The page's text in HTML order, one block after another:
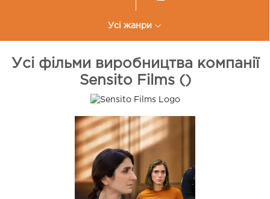
Усі жанри
Усі фільми виробництва компанії
Sensito Films ()